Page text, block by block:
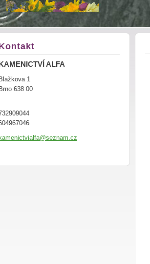
ALFA
Blažkova 1
Brno 638 00
kamenictvialfa@seznam.cz